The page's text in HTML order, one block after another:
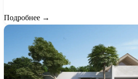
Подробнее →